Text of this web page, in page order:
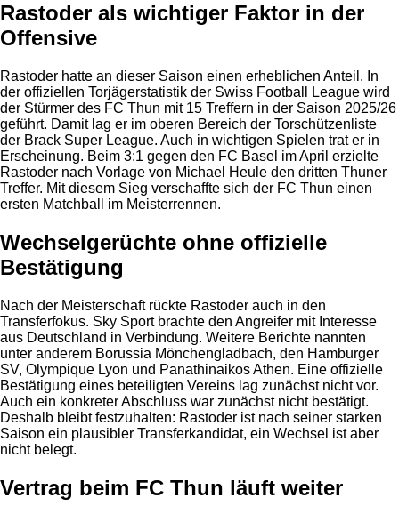
Rastoder als wichtiger Faktor in der
Offensive
Rastoder hatte an dieser Saison einen erheblichen Anteil. In
der offiziellen Torjägerstatistik der Swiss Football League wird
der Stürmer des FC Thun mit 15 Treffern in der Saison 2025/26
geführt. Damit lag er im oberen Bereich der Torschützenliste
der Brack Super League. Auch in wichtigen Spielen trat er in
Erscheinung. Beim 3:1 gegen den FC Basel im April erzielte
Rastoder nach Vorlage von Michael Heule den dritten Thuner
Treffer. Mit diesem Sieg verschaffte sich der FC Thun einen
ersten Matchball im Meisterrennen.
Wechselgerüchte ohne offizielle
Bestätigung
Nach der Meisterschaft rückte Rastoder auch in den
Transferfokus. Sky Sport brachte den Angreifer mit Interesse
aus Deutschland in Verbindung. Weitere Berichte nannten
unter anderem Borussia Mönchengladbach, den Hamburger
SV, Olympique Lyon und Panathinaikos Athen. Eine offizielle
Bestätigung eines beteiligten Vereins lag zunächst nicht vor.
Auch ein konkreter Abschluss war zunächst nicht bestätigt.
Deshalb bleibt festzuhalten: Rastoder ist nach seiner starken
Saison ein plausibler Transferkandidat, ein Wechsel ist aber
nicht belegt.
Vertrag beim FC Thun läuft weiter